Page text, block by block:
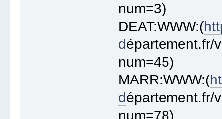
num=3)
DEAT:WWW:(
département.fr/
num=45)
MARR:WWW:(
département.fr/
num=78)